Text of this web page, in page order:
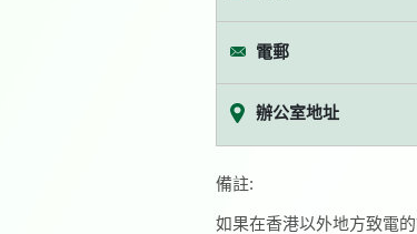
電郵
辦公室地址
備註:
如果在香港以外地方致電